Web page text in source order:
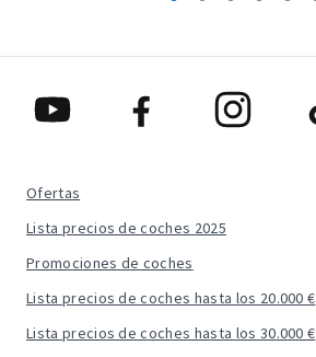
Ofertas
Lista precios de coches 2025
Promociones de coches
Lista precios de coches hasta los 20.000 €
Lista precios de coches hasta los 30.000 €